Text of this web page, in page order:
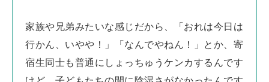
家族や兄弟みたいな感じだから、「おれは今日は
行かん、いやや！」「なんでやねん！」とか、寄
宿生同士も普通にしょっちゅうケンカするんです